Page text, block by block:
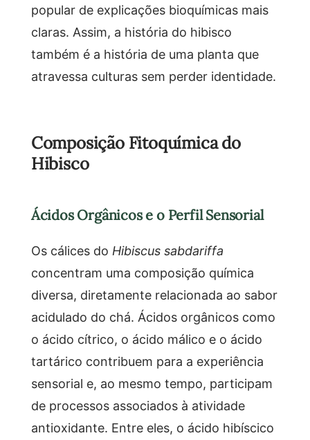
popular de explicações bioquímicas mais
claras. Assim, a história do hibisco
também é a história de uma planta que
atravessa culturas sem perder identidade.
Composição Fitoquímica do
Hibisco
Ácidos Orgânicos e o Perfil Sensorial
Os cálices do Hibiscus sabdariffa
concentram uma composição química
diversa, diretamente relacionada ao sabor
acidulado do chá. Ácidos orgânicos como
o ácido cítrico, o ácido málico e o ácido
tartárico contribuem para a experiência
sensorial e, ao mesmo tempo, participam
de processos associados à atividade
antioxidante. Entre eles, o ácido hibíscico